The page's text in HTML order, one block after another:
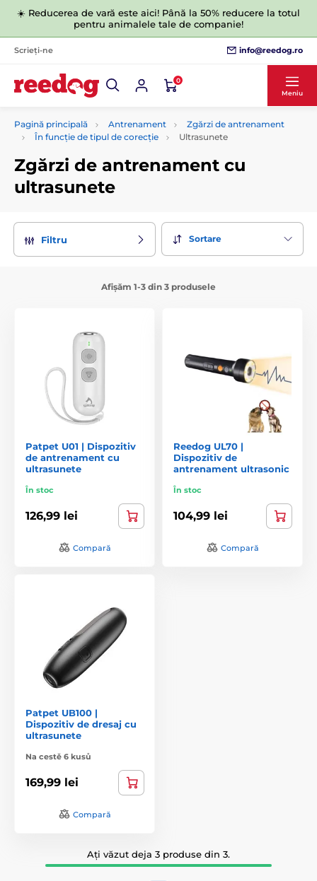
☀️ Reducerea de vară este aici! Până la 50% reducere la totul
pentru animalele tale de companie!
Scrieți-ne info@reedog.ro
0
Meniu
Pagină principală Antrenament
Zgărzi de antrenament
În funcție de tipul de corecție
Ultrasunete
Zgărzi de antrenament cu
ultrasunete
Filtru Sortare
Afișăm 1-3 din 3 produsele
Patpet U01 | Dispozitiv
de antrenament cu
ultrasunete
În stoc
126,99 lei
Compară
Reedog UL70 |
Dispozitiv de
antrenament ultrasonic
În stoc
104,99 lei
Compară
Patpet UB100 |
Dispozitiv de dresaj cu
ultrasunete
Na cestě 6 kusů
169,99 lei
Compară
Ați văzut deja 3 produse din 3.